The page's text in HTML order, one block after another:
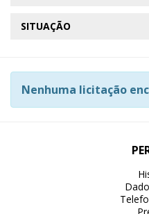
SITUAÇÃO
Nenhuma licitação